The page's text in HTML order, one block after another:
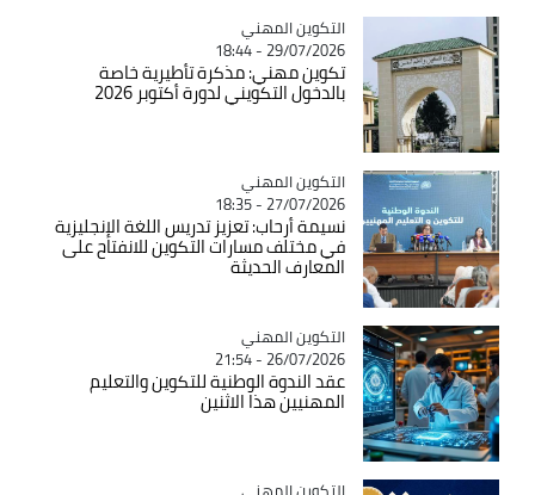
Catégorie
التكوين المهني
29/07/2026 - 18:44
تكوين مهني: مذكرة تأطيرية خاصة
بالدخول التكويني لدورة أكتوبر 2026
Catégorie
التكوين المهني
27/07/2026 - 18:35
نسيمة أرحاب: تعزيز تدريس اللغة الإنجليزية
في مختلف مسارات التكوين للانفتاح على
المعارف الحديثة
Catégorie
التكوين المهني
26/07/2026 - 21:54
عقد الندوة الوطنية للتكوين والتعليم
المهنيين هذا الاثنين